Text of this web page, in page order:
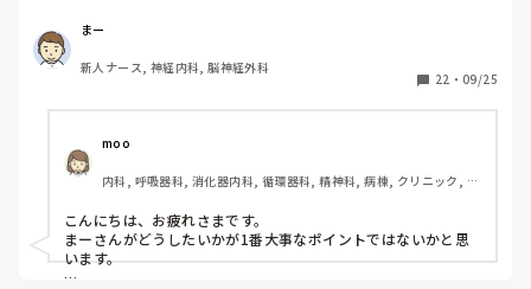
からの人間関係は良好です。
ですが、異動してから薬剤に関するインシデントを4件ほど
起こし、優先順位や多重課題ができていないのでは？という
い』『一人を持って看護のつながりを持って』ということで
受け持ち1人になりました。
複数受け持ちに戻るよう、1ヶ月間1年目のように勉強したり
と業務に臨んできました。
そして最近師長さんに『君は病棟勤務よりも外来とか健診セ
ンターとかのほうがいいのでは？ウチの部署もスタッフが足
りないから育てる余裕が足りない。前向きに捉えて看護師は
いろんな働き方あるよ』と部署は決まってませんが、異動確
まー
新人ナース, 神経内科, 脳神経外科
22 ・ 09/25
moo
内科, 呼吸器科, 消化器内科, 循環器科, 精神科, 病棟, クリニック, リ
こんにちは、お疲れさまです。
まーさんがどうしたいかが1番大事なポイントではないかと思
います。